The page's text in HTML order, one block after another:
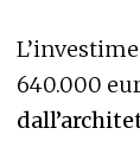
640.000